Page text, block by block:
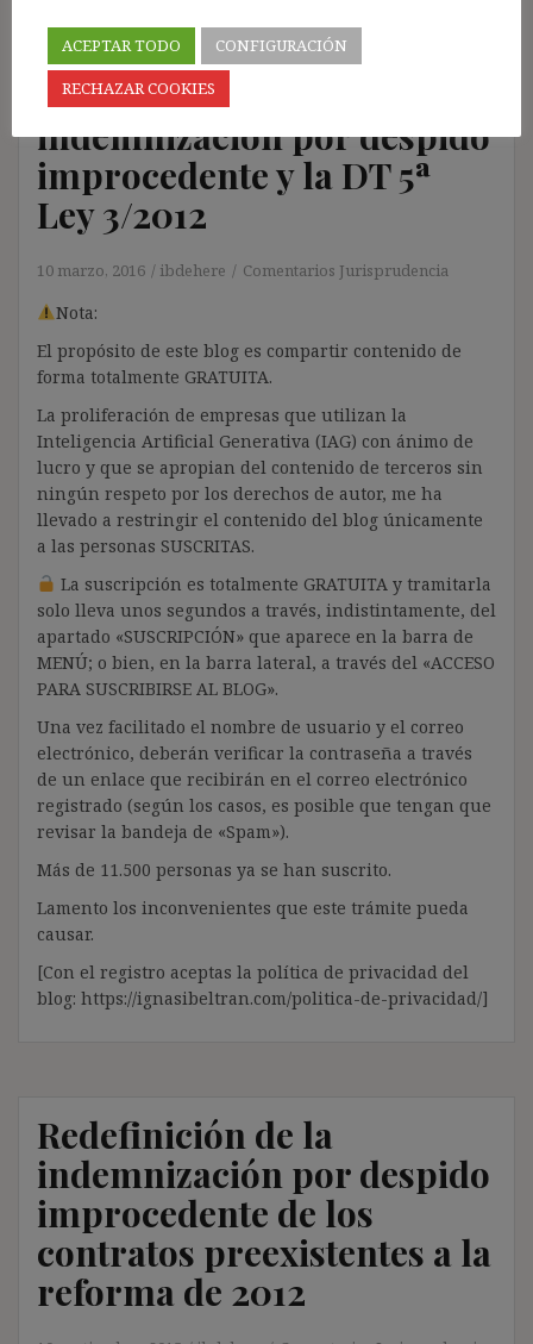
De nuevo, sobre la
indemnización por despido
improcedente y la DT 5ª
Ley 3/2012
10 marzo, 2016 ibdehere Comentarios Jurisprudencia
Nota:
El propósito de este blog es compartir contenido de
forma totalmente GRATUITA.
La proliferación de empresas que utilizan la
Inteligencia Artificial Generativa (IAG) con ánimo de
lucro y que se apropian del contenido de terceros sin
ningún respeto por los derechos de autor, me ha
llevado a restringir el contenido del blog únicamente
a las personas SUSCRITAS.
La suscripción es totalmente GRATUITA y tramitarla
solo lleva unos segundos a través, indistintamente, del
apartado «SUSCRIPCIÓN» que aparece en la barra de
MENÚ; o bien, en la barra lateral, a través del «ACCESO
PARA SUSCRIBIRSE AL BLOG».
Una vez facilitado el nombre de usuario y el correo
electrónico, deberán verificar la contraseña a través
de un enlace que recibirán en el correo electrónico
registrado (según los casos, es posible que tengan que
revisar la bandeja de «Spam»).
Más de 11.500 personas ya se han suscrito.
Lamento los inconvenientes que este trámite pueda
causar.
[Con el registro aceptas la política de privacidad del
blog: https://ignasibeltran.com/politica-de-privacidad/]
Redefinición de la
indemnización por despido
improcedente de los
contratos preexistentes a la
reforma de 2012
ACEPTAR TODO
CONFIGURACIÓN
RECHAZAR COOKIES